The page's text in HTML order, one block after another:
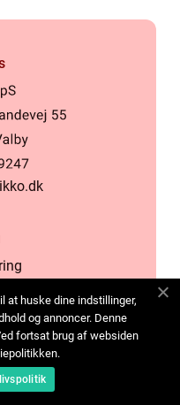
at huske dine indstillinger,
og annoncer. Denne
fortsat brug af websiden